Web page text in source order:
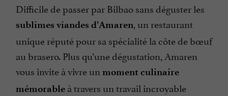
Difficile de passer par Bilbao sans déguster les
sublimes viandes d’Amaren, un restaurant
unique réputé pour sa spécialité la côte de bœuf
au brasero. Plus qu’une dégustation, Amaren
vous invite à vivre un moment culinaire
mémorable à travers un travail incroyable